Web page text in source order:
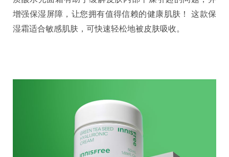
增强保湿屏障，让您拥有值得信赖的健康肌肤！ 这款保
湿霜适合敏感肌肤，可快速轻松地被皮肤吸收。